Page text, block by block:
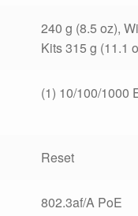
240 g (8.5 oz),
Kits 315 g (11.1
(1) 10/100/1000
Reset
802.3af/A PoE